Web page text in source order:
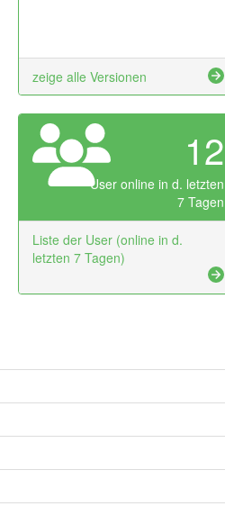
zeige alle Versionen
12
User online in d. letzten
7 Tagen
Liste der User (online in d.
letzten 7 Tagen)